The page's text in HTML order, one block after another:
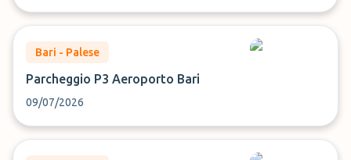
Bari - Palese
Parcheggio P3 Aeroporto Bari
09/07/2026